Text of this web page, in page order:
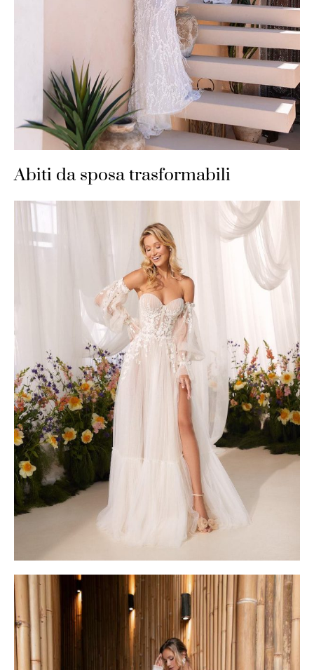
Abiti da sposa trasformabili